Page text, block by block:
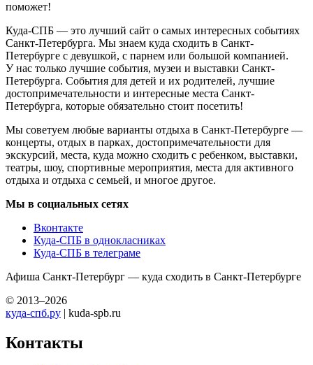
поможет!
Куда-СПБ — это лучший сайт о самых интересных событиях
Санкт-Петербурга. Мы знаем куда сходить в Санкт-
Петербурге с девушкой, с парнем или большой компанией.
У нас только лучшие события, музеи и выставки Санкт-
Петербурга. События для детей и их родителей, лучшие
достопримечательности и интересные места Санкт-
Петербурга, которые обязательно стоит посетить!
Мы советуем любые варианты отдыха в Санкт-Петербурге —
концерты, отдых в парках, достопримечательности для
экскурсий, места, куда можно сходить с ребенком, выставки,
театры, шоу, спортивные мероприятия, места для активного
отдыха и отдыха с семьей, и многое другое.
Мы в социальных сетях
Вконтакте
Куда-СПБ в однокласниках
Куда-СПБ в телеграме
Афиша Санкт-Петербург — куда сходить в Санкт-Петербурге
© 2013–2026
куда-спб.ру | kuda-spb.ru
Контакты